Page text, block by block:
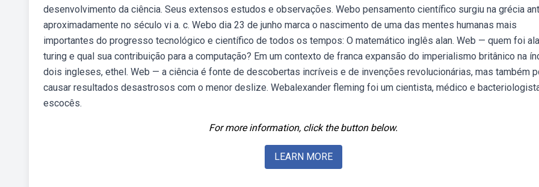
desenvolvimento da ciência. Seus extensos estudos e observações. Webo pensamento científico surgiu na grécia
aproximadamente no século vi a. c. Webo dia 23 de junho marca o nascimento de uma das mentes humanas mais
importantes do progresso tecnológico e científico de todos os tempos: O matemático inglês alan. Web — quem foi
turing e qual sua contribuição para a computação? Em um contexto de franca expansão do imperialismo britânico na
dois ingleses, ethel. Web — a ciência é fonte de descobertas incríveis e de invenções revolucionárias, mas também
causar resultados desastrosos com o menor deslize. Webalexander fleming foi um cientista, médico e
escocês.
For more information, click the button below.
LEARN MORE